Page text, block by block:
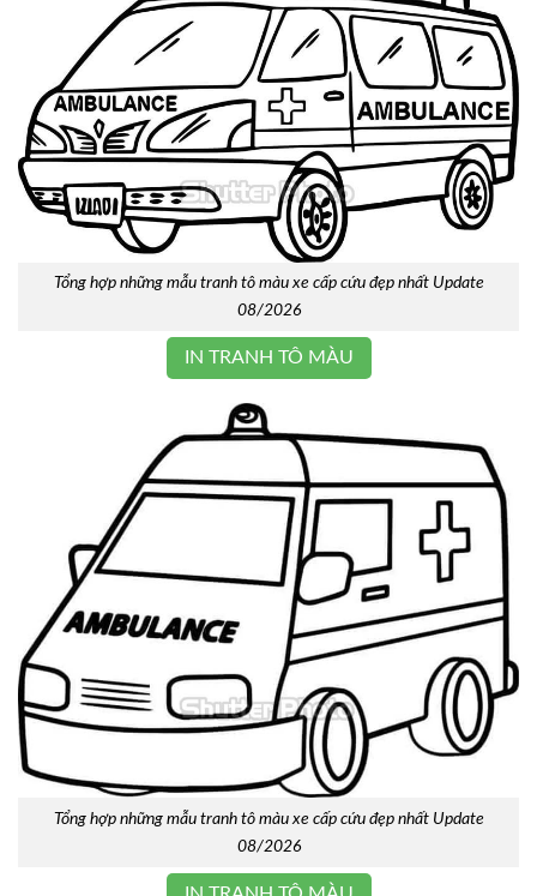
Tổng hợp những mẫu tranh tô màu xe cấp cứu đẹp nhất Update
08/2026
IN TRANH TÔ MÀU
Tổng hợp những mẫu tranh tô màu xe cấp cứu đẹp nhất Update
08/2026